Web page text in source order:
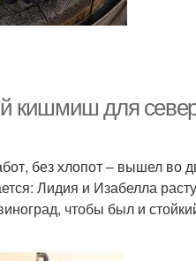
кишмиш для
без хлопот – вышел во
Лидия и Изабелла
чтобы был и